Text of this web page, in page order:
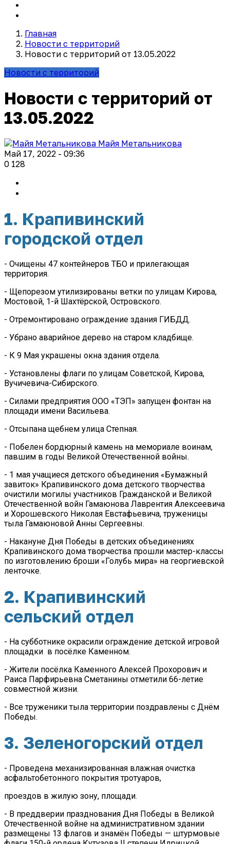
Главная
Новости с территорий
Новости с территорий от 13.05.2022
Новости с территорий
Новости с территорий от
13.05.2022
Майя Метальникова
Май 17, 2022 - 09:36
0 128
1. Крапивинский
городской отдел
- Очищены 47 контейнеров ТБО и прилегающая
территория.
- Щепорезом утилизированы ветки по улицам Кирова,
Мостовой, 1-й Шахтёрской, Островского.
- Отремонтировано ограждение здания ГИБДД.
- Убрано аварийное дерево на старом кладбище.
- К 9 Мая украшены окна здания отдела.
- Установлены флаги по улицам Советской, Кирова,
Вучичевича-Сибирского.
- Силами предприятия ООО «ТЭП» запущен фонтан на
площади имени Васильева.
- Отсыпана щебнем улица Степная.
- Побелен бордюрный камень на мемориале воинам,
павшим в годы Великой Отечественной войны.
- 1 мая учащиеся детского объединения «Бумажный
завиток» Крапивинского дома детского творчества
очистили могилы участников Гражданской и Великой
Отечественной войн Гамаюнова Лаврентия Алексеевича
и Хорошевского Николая Евстафьевича, труженицы
тыла Гамаюновой Анны Сергеевны.
- Накануне Дня Победы в детских объединениях
Крапивинского дома творчества прошли мастер-классы
по изготовлению броши «Голубь мира» на георгиевской
ленточке.
2. Крапивинский
сельский отдел
- На субботнике окрасили ограждение детской игровой
площадки в посёлке Каменном.
- Жители посёлка Каменного Алексей Прохорович и
Раиса Парфирьевна Сметанины отметили 66-летие
совместной жизни.
- Все труженики тыла территории поздравлены с Днём
Победы.
3. Зеленогорский отдел
- Проведена механизированная влажная очистка
асфальтобетонного покрытия тротуаров,
проездов в жилую зону, площади.
- В преддверии празднования Дня Победы в Великой
Отечественной войне на административном здании
размещены 13 флагов и знамён Победы — штурмовые